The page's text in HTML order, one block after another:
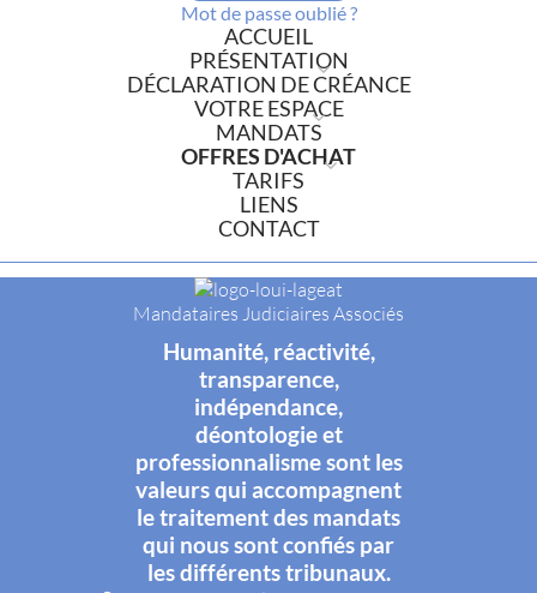
Mot de passe oublié ?
ACCUEIL
PRÉSENTATION
DÉCLARATION DE CRÉANCE
VOTRE ESPACE
MANDATS
OFFRES D'ACHAT
TARIFS
LIENS
CONTACT
Mandataires Judiciaires Associés
Humanité, réactivité,
transparence,
indépendance,
déontologie et
professionnalisme sont les
valeurs qui accompagnent
le traitement des mandats
qui nous sont confiés par
les différents tribunaux.